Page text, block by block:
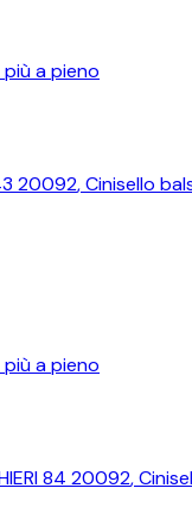
a pieno
20092,Cinisello
a pieno
84 20092,